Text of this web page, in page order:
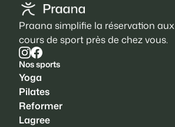
Praana simplifie la réservation aux
cours de sport près de chez vous.
Nos sports
Yoga
Pilates
Reformer
Lagree